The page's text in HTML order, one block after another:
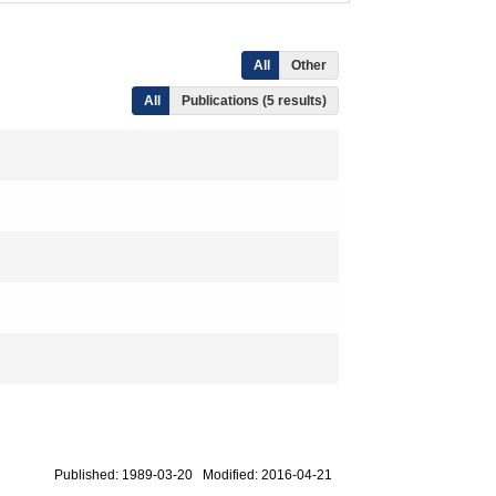
All Other
All Publications (5 results)
Published: 1989-03-20 Modified: 2016-04-21